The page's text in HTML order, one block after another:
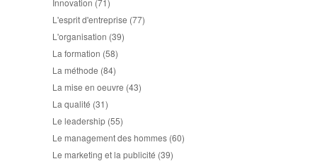
Innovation (71)
L'esprit d'entreprise (77)
L'organisation (39)
La formation (58)
La méthode (84)
La mise en oeuvre (43)
La qualité (31)
Le leadership (55)
Le management des hommes (60)
Le marketing et la publicité (39)